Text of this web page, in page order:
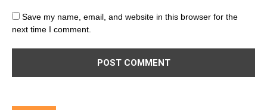
Save my name, email, and website in this browser for the
next time I comment.